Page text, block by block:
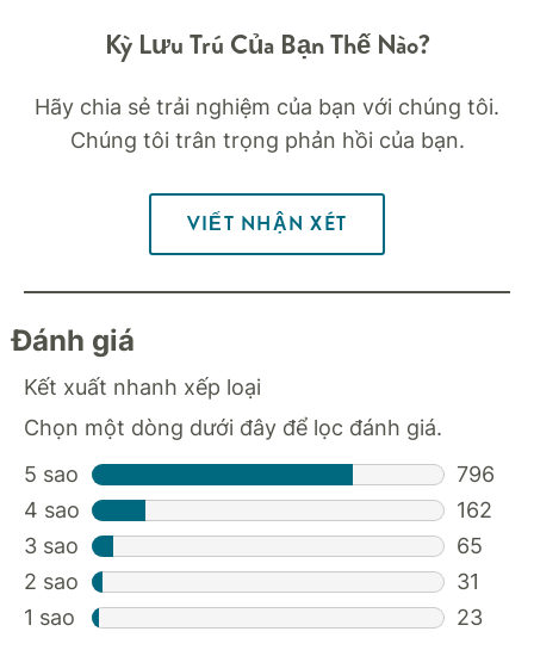
Kỳ Lưu Trú Của Bạn Thế Nào?
Hãy chia sẻ trải nghiệm của bạn với chúng tôi.
Chúng tôi trân trọng phản hồi của bạn.
VIẾT NHẬN XÉT